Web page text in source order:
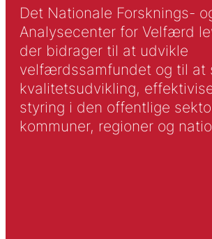
Det Nationale Forsknings-
Analysecenter for Velfærd
der bidrager til at udvikle
velfærdssamfundet og til at
kvalitetsudvikling,
styring i den offentlige
kommuner, regioner og